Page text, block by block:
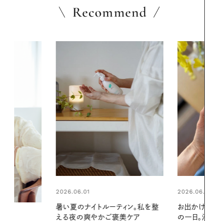
Recommend
2026.06.01
お出かけ前のひと手間で変わる、夏
の一日。汗ばむ季節を「ごきげん」
2026.06.01
真夏に向け
やりジェルと